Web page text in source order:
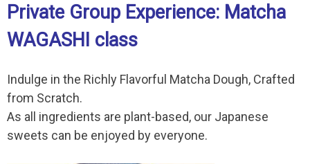
Private Group Experience: Matcha
WAGASHI class
Indulge in the Richly Flavorful Matcha Dough, Crafted
from Scratch.
As all ingredients are plant-based, our Japanese
sweets can be enjoyed by everyone.